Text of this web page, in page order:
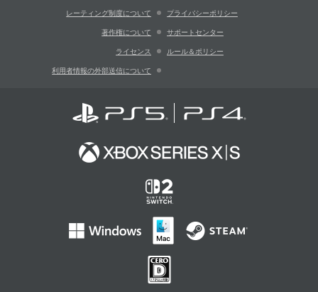
レーティング制度について プライバシーポリシー
著作権について サポートセンター
ライセンス ルール＆ポリシー
利用者情報の外部送信について